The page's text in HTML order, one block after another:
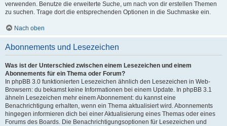
verwenden. Benutze die erweiterte Suche, um nach von dir erstellen Themen
zu suchen. Trage dort die entsprechenden Optionen in die Suchmaske ein.
Nach oben
Abonnements und Lesezeichen
Was ist der Unterschied zwischen einem Lesezeichen und einem
Abonnements für ein Thema oder Forum?
In phpBB 3.0 funktionierten Lesezeichen ähnlich den Lesezeichen in Web-
Browsern: du bekamst keine Informationen bei einem Update. In phpBB 3.1
ähneln Lesezeichen mehr einem Abonnement: du kannst eine
Benachrichtigung erhalten, wenn ein Thema aktualisiert wird. Abonnements
hingegen informieren dich bei einer Aktualisierung eines Themas oder eines
Forums des Boards. Die Benachrichtigungsoptionen für Lesezeichen und